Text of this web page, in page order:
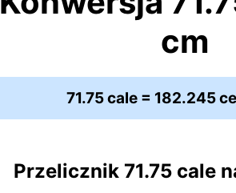
cm
71.75 cale = 182.245
Przelicznik 71.75 cale